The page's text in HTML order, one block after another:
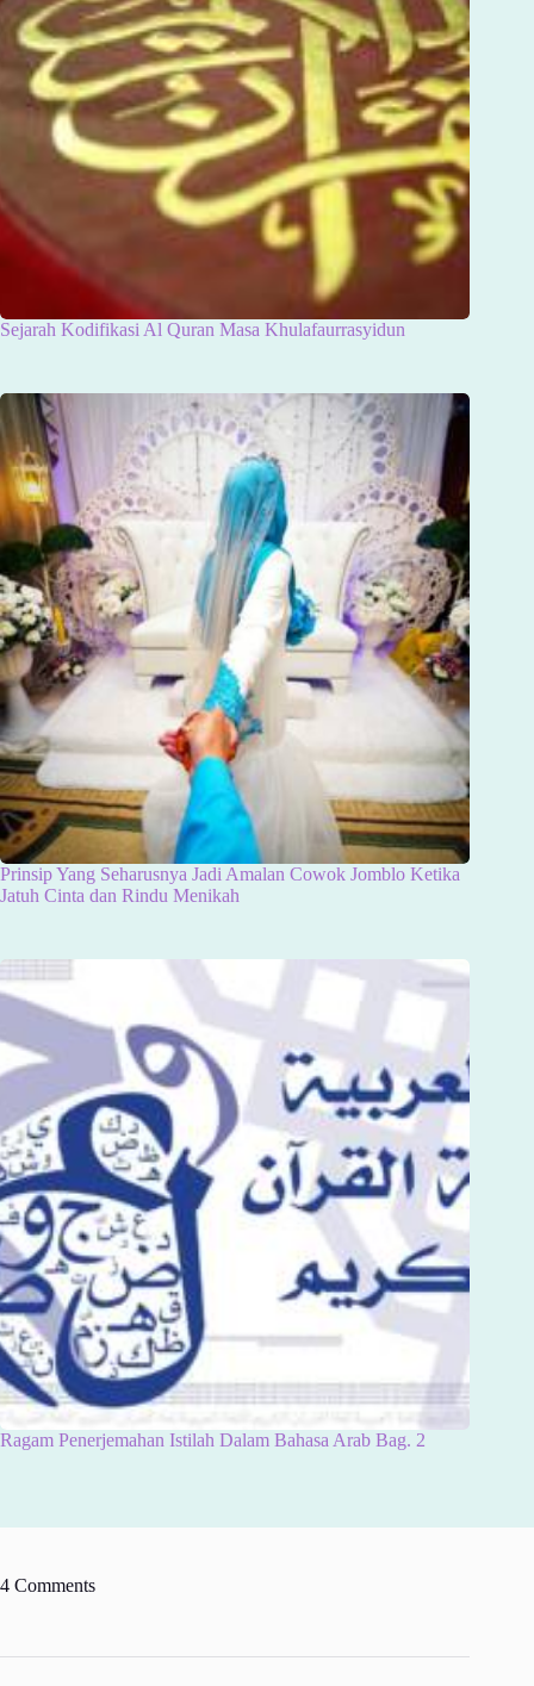
Sejarah Kodifikasi Al Quran Masa Khulafaurrasyidun
Prinsip Yang Seharusnya Jadi Amalan Cowok Jomblo Ketika
Jatuh Cinta dan Rindu Menikah
Ragam Penerjemahan Istilah Dalam Bahasa Arab Bag. 2
4 Comments